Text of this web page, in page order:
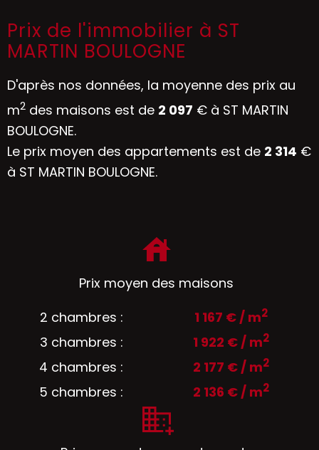
Prix de l'immobilier à ST
MARTIN BOULOGNE
D'après nos données, la moyenne des prix au
m2 des maisons est de 2 097 € à ST MARTIN
BOULOGNE.
Le prix moyen des appartements est de 2 314 €
à ST MARTIN BOULOGNE.
Prix moyen des maisons
2 chambres :
1 167 € / m2
3 chambres : 1 922 € / m2
4 chambres : 2 177 € / m2
5 chambres : 2 136 € / m2